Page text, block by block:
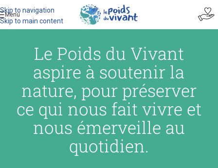
Skip to navigation
Skip to main content
Menu
Le Poids du Vivant
aspire à soutenir la
nature, pour préserver
ce qui nous fait vivre et
nous émerveille au
quotidien.